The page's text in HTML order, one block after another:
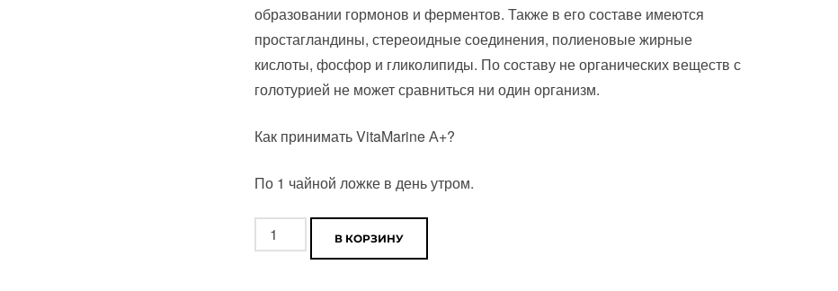
образовании гормонов и ферментов. Также в его составе имеются
простагландины, стереоидные соединения, полиеновые жирные
кислоты, фосфор и гликолипиды. По составу не органических веществ с
голотурией не может сравниться ни один организм.
Как принимать VitaMarine А+?
По 1 чайной ложке в день утром.
Количество
товара
В КОРЗИНУ